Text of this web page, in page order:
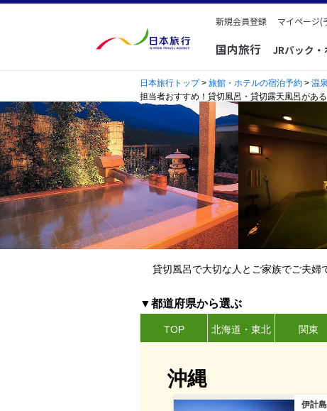
新規会員登録 マイページ(
国内旅行 JRパック
日本旅行トップ> 旅館・ホテルの宿泊予約 > 温
担当者おすすめ！貸切風呂・貸切露天風呂があ
貸切風呂で大切な人とご家族でご夫婦
▼都道府県から選ぶ
TOP 北海道・東北 関東
沖縄
伊計島